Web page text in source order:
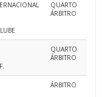
QUARTO
ÁRBITRO
QUARTO
ÁRBITRO
ÁRBITRO